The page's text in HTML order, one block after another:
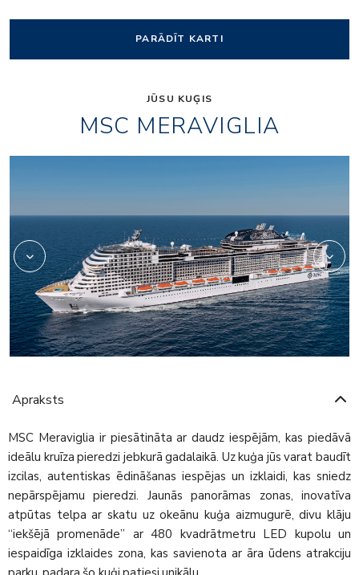
PARĀDĪT KARTI
JŪSU KUĢIS
MSC MERAVIGLIA
Apraksts
MSC Meraviglia ir piesātināta ar daudz iespējām, kas piedāvā
ideālu kruīza pieredzi jebkurā gadalaikā. Uz kuģa jūs varat baudīt
izcilas, autentiskas ēdināšanas iespējas un izklaidi, kas sniedz
nepārspējamu pieredzi. Jaunās panorāmas zonas, inovatīva
atpūtas telpa ar skatu uz okeānu kuģa aizmugurē, divu klāju
“iekšējā promenāde” ar 480 kvadrātmetru LED kupolu un
iespaidīga izklaides zona, kas savienota ar āra ūdens atrakciju